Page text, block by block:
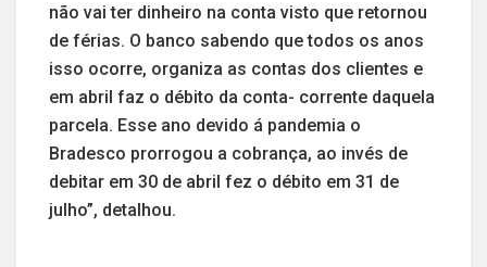
não vai ter dinheiro na conta visto que retornou
de férias. O banco sabendo que todos os anos
isso ocorre, organiza as contas dos clientes e
em abril faz o débito da conta- corrente daquela
parcela. Esse ano devido á pandemia o
Bradesco prorrogou a cobrança, ao invés de
debitar em 30 de abril fez o débito em 31 de
julho”, detalhou.